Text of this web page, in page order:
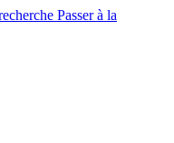
Passer à la